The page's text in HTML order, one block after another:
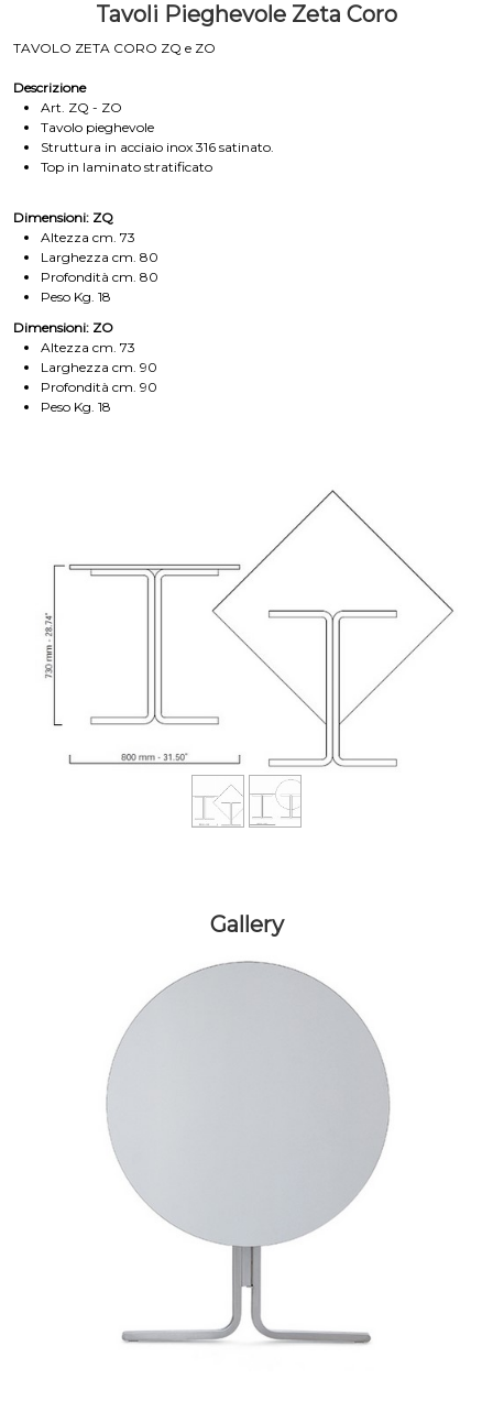
Tavoli Pieghevole Zeta Coro
TAVOLO ZETA CORO ZQ e ZO
Descrizione
Art. ZQ - ZO
Tavolo pieghevole
Struttura in acciaio inox 316 satinato.
Top in laminato stratificato
Dimensioni: ZQ
Altezza cm. 73
Larghezza cm. 80
Profondità cm. 80
Peso Kg. 18
Dimensioni: ZO
Altezza cm. 73
Larghezza cm. 90
Profondità cm. 90
Peso Kg. 18
Gallery